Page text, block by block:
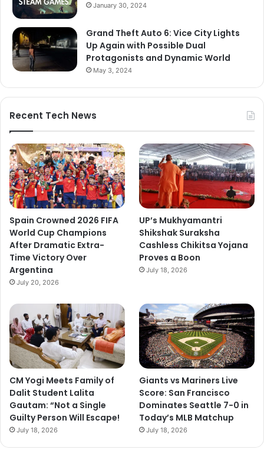
January 30, 2024
Grand Theft Auto 6: Vice City Lights
Up Again with Possible Dual
Protagonists and Dynamic World
May 3, 2024
Recent Tech News
Spain Crowned 2026 FIFA
World Cup Champions
After Dramatic Extra-
Time Victory Over
Argentina
July 20, 2026
UP’s Mukhyamantri
Shikshak Suraksha
Cashless Chikitsa Yojana
Proves a Boon
July 18, 2026
CM Yogi Meets Family of
Dalit Student Lalita
Gautam: “Not a Single
Guilty Person Will Escape!
July 18, 2026
Giants vs Mariners Live
Score: San Francisco
Dominates Seattle 7-0 in
Today’s MLB Matchup
July 18, 2026